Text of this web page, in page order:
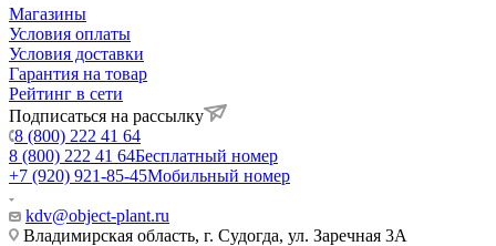
Магазины
Условия оплаты
Условия доставки
Гарантия на товар
Рейтинг в сети
Подписаться на рассылку
8 (800) 222 41 64
8 (800) 222 41 64Бесплатный номер
+7 (920) 921-85-45Мобильный номер
kdv@object-plant.ru
Владимирская область, г. Судогда, ул. Заречная 3А